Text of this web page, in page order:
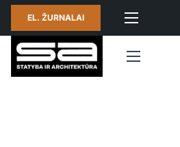
EL. ŽURNALAI